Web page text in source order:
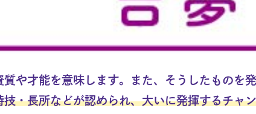
や才能を意味します。また、そうしたものを
技・長所などが認められ、大いに発揮するチャ